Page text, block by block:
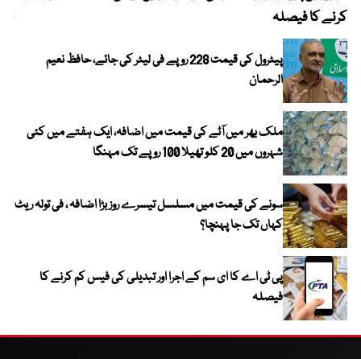
کرنے کا فیصلہ
پیٹرول کی قیمت 228 روپے فی لیٹر کی جائے، حافظ نعیم
الرحمان
ملک بھر میں آٹے کی قیمت میں اضافہ، ایک ہفتے میں کئی
شہروں میں 20 کلو تھیلا 100 روپے تک مہنگا
سونے کی قیمت میں مسلسل تیسرے روز بڑا اضافہ ، فی تولہ ریٹ
کہاں تک جا پہنچا؟
پی ٹی اے کا ای سم کے اجرا اور تبدیلی کی فیس کم کرنے کا
فیصلہ